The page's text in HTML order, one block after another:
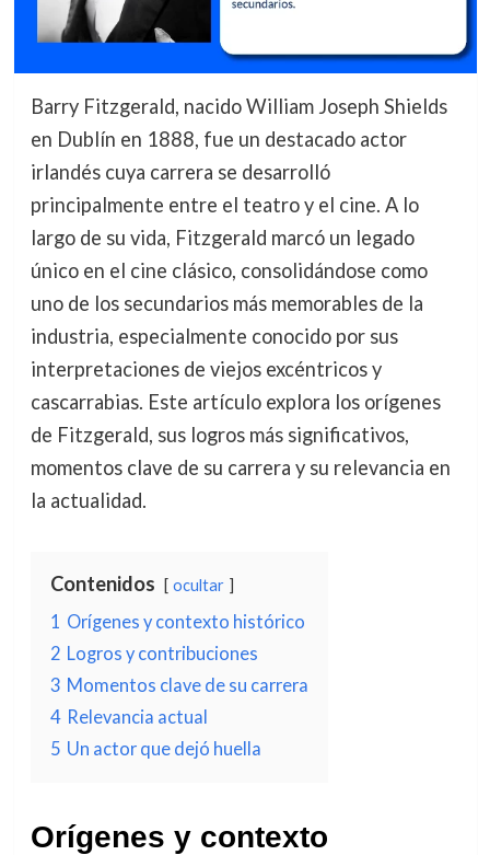
Barry Fitzgerald, nacido William Joseph Shields
en Dublín en 1888, fue un destacado actor
irlandés cuya carrera se desarrolló
principalmente entre el teatro y el cine. A lo
largo de su vida, Fitzgerald marcó un legado
único en el cine clásico, consolidándose como
uno de los secundarios más memorables de la
industria, especialmente conocido por sus
interpretaciones de viejos excéntricos y
cascarrabias. Este artículo explora los orígenes
de Fitzgerald, sus logros más significativos,
momentos clave de su carrera y su relevancia en
la actualidad.
Contenidos ocultar
1 Orígenes y contexto histórico
2 Logros y contribuciones
3 Momentos clave de su carrera
4 Relevancia actual
5 Un actor que dejó huella
Orígenes y contexto